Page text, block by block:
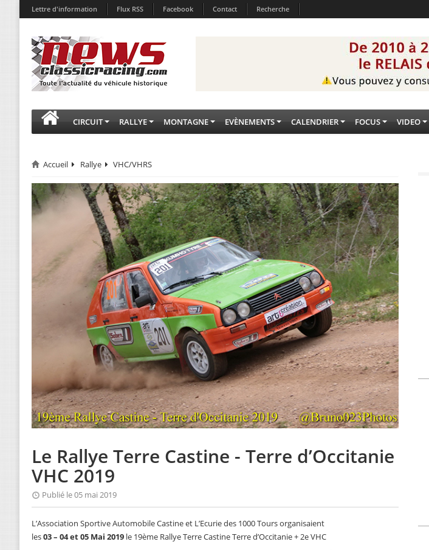
Lettre d'information Flux RSS Facebook Contact Recherche
CIRCUIT RALLYE MONTAGNE EVÈNEMENTS CALENDRIER FOCUS VIDEO
Accueil Rallye VHC/VHRS
Le Rallye Terre Castine - Terre d’Occitanie
VHC 2019
Publié le 05 mai 2019
L’Association Sportive Automobile Castine et L’Ecurie des 1000 Tours organisaient
les03 – 04 et 05 Mai 2019 le 19ème Rallye Terre Castine Terre d’Occitanie + 2e VHC